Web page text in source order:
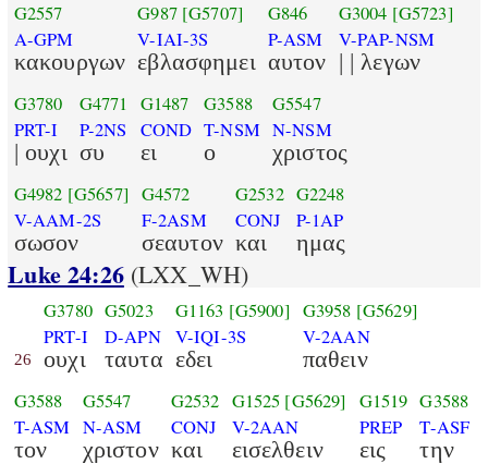
G2557
A-GPM
κακουργων
G987 [G5707]
V-IAI-3S
εβλασφημει
G846
P-ASM
αυτον
G3004 [G5723]
V-PAP-NSM
| | λεγων
G3780
PRT-I
| ουχι
G4771
P-2NS
συ
G1487
COND
ει
G3588
T-NSM
ο
G5547
N-NSM
χριστος
G4982 [G5657]
V-AAM-2S
σωσον
G4572
F-2ASM
σεαυτον
G2532
CONJ
και
G2248
P-1AP
ημας
Luke 24:26(LXX_WH)
26
G3780
PRT-I
ουχι
G5023
D-APN
ταυτα
G1163 [G5900]
V-IQI-3S
εδει
G3958 [G5629]
V-2AAN
παθειν
G3588
T-ASM
τον
G5547
N-ASM
χριστον
G2532
CONJ
και
G1525 [G5629]
V-2AAN
εισελθειν
G1519
PREP
εις
G3588
T-ASF
την